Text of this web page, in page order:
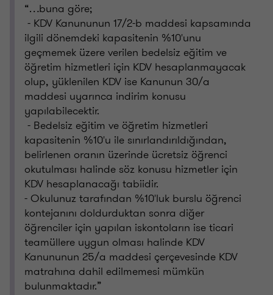
“…buna göre;
- KDV Kanununun 17/2-b maddesi kapsamında
ilgili dönemdeki kapasitenin %10'unu
geçmemek üzere verilen bedelsiz eğitim ve
öğretim hizmetleri için KDV hesaplanmayacak
olup, yüklenilen KDV ise Kanunun 30/a
maddesi uyarınca indirim konusu
yapılabilecektir.
- Bedelsiz eğitim ve öğretim hizmetleri
kapasitenin %10'u ile sınırlandırıldığından,
belirlenen oranın üzerinde ücretsiz öğrenci
okutulması halinde söz konusu hizmetler için
KDV hesaplanacağı tabiidir.
- Okulunuz tarafından %10'luk burslu öğrenci
kontejanını doldurduktan sonra diğer
öğrenciler için yapılan iskontoların ise ticari
teamüllere uygun olması halinde KDV
Kanununun 25/a maddesi çerçevesinde KDV
matrahına dahil edilmemesi mümkün
bulunmaktadır.”